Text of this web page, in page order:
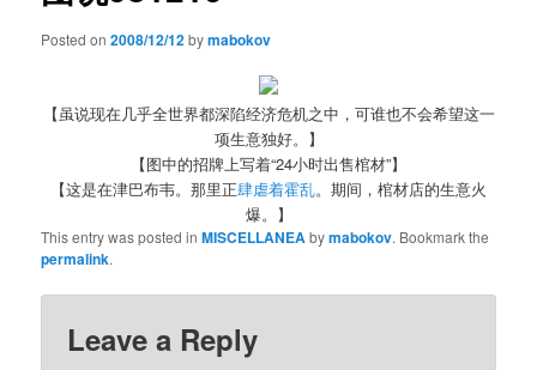
Posted on2008/12/12bymabokov
【虽说现在几乎全世界都深陷经济危机之中，可谁也不会希望这一
项生意独好。】
【图中的招牌上写着“24小时出售棺材”】
【这是在津巴布韦。那里正肆虐着霍乱。期间，棺材店的生意火
爆。】
This entry was posted inMISCELLANEAbymabokov. Bookmark the
permalink.
Leave a Reply